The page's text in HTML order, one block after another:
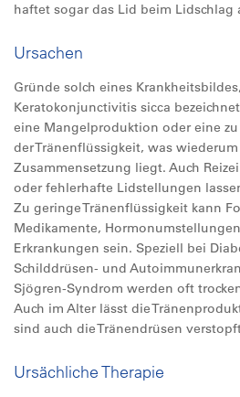
haftet sogar das Lid beim Lidschlag
Ursachen
Gründe solch eines
Keratokonjunctivitis sicca
eine Mangelproduktion oder eine
der Tränenflüssigkeit, was
Zusammensetzung liegt. Auch
oder fehlerhafte Lidstellungen
Zu geringe Tränenflüssigkeit kann
Medikamente,
Erkrankungen sein. Speziell bei
Schilddrüsen- und
Sjögren-Syndrom werden oft
Auch im Alter lässt die
sind auch die Tränendrüsen
Ursächliche Therapie